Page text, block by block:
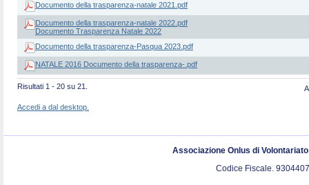
Documento della trasparenza-natale 2021.pdf
Documento della trasparenza-natale 2022.pdf
Documento Trasparenza Natale 2022
Documento della trasparenza-Pasqua 2023.pdf
NATALE 2016 Documento della trasparenza-.pdf
Risultati 1 - 20 su 21.
Accedi a dal desktop.
Associazione Onlus di
Codice Fiscale.